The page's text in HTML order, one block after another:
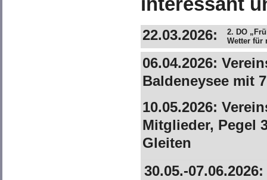
interessant
22.03.2026:
2. DO
Wetter für
06.04.2026:
Baldeneysee mit
10.05.2026:
Mitglieder, Pegel
Gleiten
30.05.-